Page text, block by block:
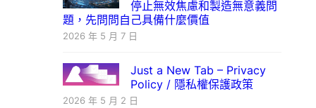
停止無效焦慮和製造無意義問
題，先問問自己具備什麼價值
2026 年 5 月 7 日
Just a New Tab – Privacy
Policy / 隱私權保護政策
2026 年 5 月 2 日